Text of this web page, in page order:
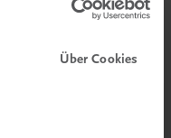
Über Cookies